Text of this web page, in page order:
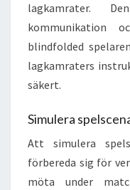
lagkamrater.
kommunikation
blindfolded
lagkamraters
säkert.
Simulera
Att simulera
förbereda sig för
möta under